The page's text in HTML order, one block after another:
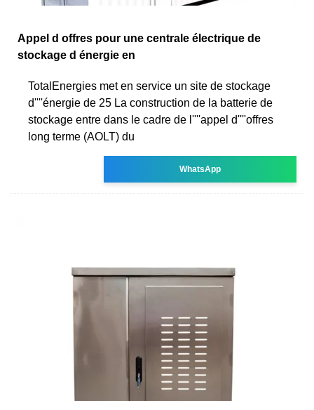
Appel d offres pour une centrale électrique de
stockage d énergie en
TotalEnergies met en service un site de stockage
d''''énergie de 25 La construction de la batterie de
stockage entre dans le cadre de l''''appel d''''offres
long terme (AOLT) du
WhatsApp